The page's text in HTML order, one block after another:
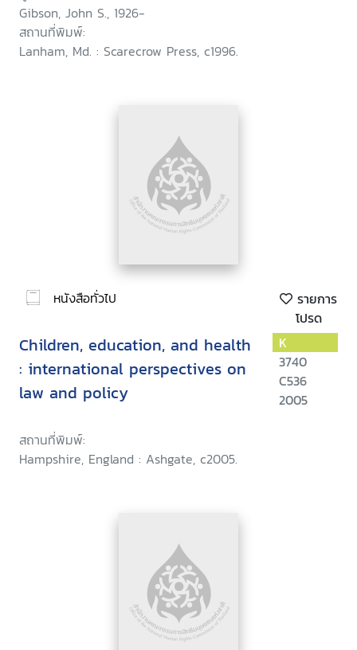
Gibson, John S., 1926-
สถานที่พิมพ์:
Lanham, Md. : Scarecrow Press, c1996.
หนังสือทั่วไป
รายการ
โปรด
Children, education, and health
: international perspectives on
law and policy
สถานที่พิมพ์:
Hampshire, England : Ashgate, c2005.
K
3740
C536
2005